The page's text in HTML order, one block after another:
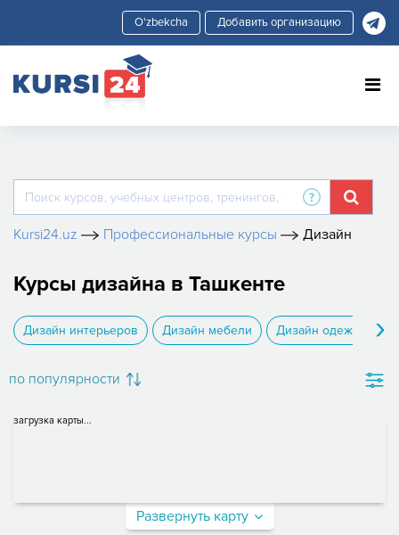
Добавить организацию
Kursi24.uz Профессиональные курсы Дизайн
Курсы дизайна в Ташкенте
Дизайн интерьеров Дизайн мебели Дизайн одежды ›
по популярности
загрузка карты...
Развернуть карту